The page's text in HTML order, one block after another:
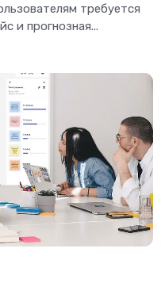
требуется
и прогнозная...